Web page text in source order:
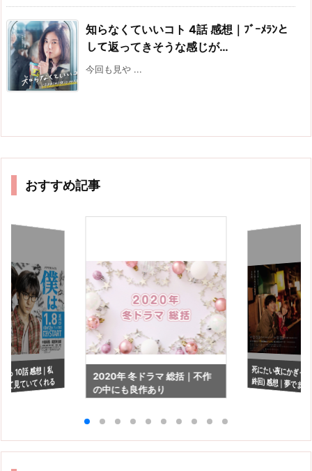
知らなくていいコト 4話 感想｜ﾌﾞｰﾒﾗﾝと
して返ってきそうな感じが…
今回も見や ...
おすすめ記事
ら 10話 感想｜私
て見ていてくれる
2020年 冬ドラマ 総括｜不作
の中にも良作あり
死にたい夜にかぎっ
終回) 感想｜夢でま
ら